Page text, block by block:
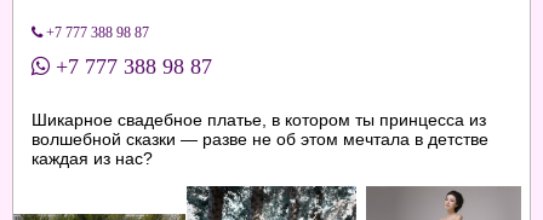
+7 777 388 98 87
+7 777 388 98 87
Шикарное свадебное платье, в котором ты принцесса из
волшебной сказки — разве не об этом мечтала в детстве
каждая из нас?